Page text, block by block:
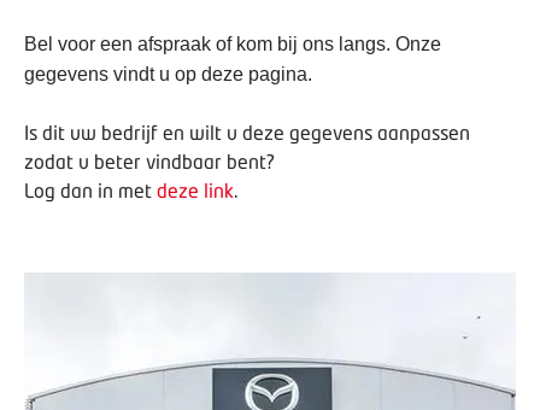
Bel voor een afspraak of kom bij ons langs. Onze
gegevens vindt u op deze pagina.
Is dit uw bedrijf en wilt u deze gegevens aanpassen
zodat u beter vindbaar bent?
Log dan in met deze link.